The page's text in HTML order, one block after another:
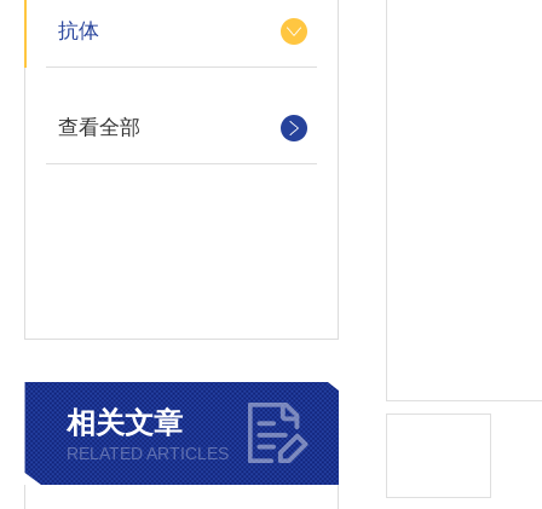
抗体
查看全部
相关文章
RELATED ARTICLES